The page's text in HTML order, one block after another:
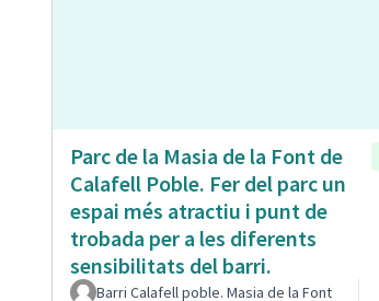
Parc de la Masia de la Font de
Calafell Poble. Fer del parc un
espai més atractiu i punt de
trobada per a les diferents
sensibilitats del barri.
Barri Calafell poble. Masia de la Font